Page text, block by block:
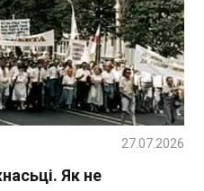
Як не
27.07.2026